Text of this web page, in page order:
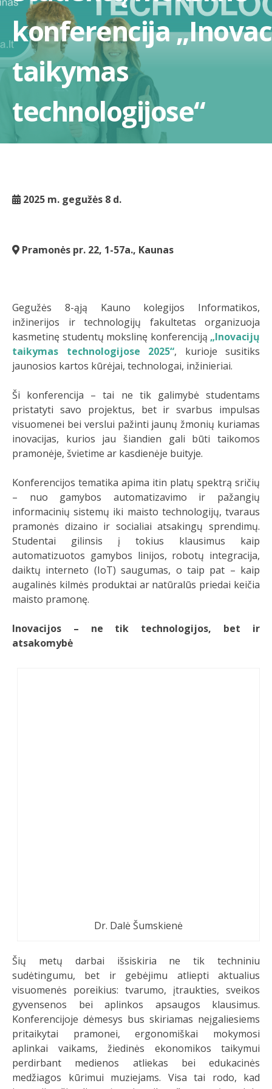
konferencija
taikymas
technologijose“
2025 m. gegužės 8 d.
Pramonės pr. 22, 1-57a., Kaunas
Gegužės 8-ąją Kauno kolegijos Informatikos,
inžinerijos ir technologijų fakultetas organizuoja
kasmetinę studentų mokslinę konferenciją „Inovacijų
taikymas technologijose 2025“, kurioje susitiks
jaunosios kartos kūrėjai, technologai, inžinieriai.
Ši konferencija – tai ne tik galimybė studentams
pristatyti savo projektus, bet ir svarbus impulsas
visuomenei bei verslui pažinti jaunų žmonių kuriamas
inovacijas, kurios jau šiandien gali būti taikomos
pramonėje, švietime ar kasdienėje buityje.
Konferencijos tematika apima itin platų spektrą sričių
– nuo gamybos automatizavimo ir pažangių
informacinių sistemų iki maisto technologijų, tvaraus
pramonės dizaino ir socialiai atsakingų sprendimų.
Studentai gilinsis į tokius klausimus kaip
automatizuotos gamybos linijos, robotų integracija,
daiktų interneto (IoT) saugumas, o taip pat – kaip
augalinės kilmės produktai ar natūralūs priedai keičia
maisto pramonę.
Inovacijos – ne tik technologijos, bet ir
atsakomybė
Dr. Dalė Šumskienė
Šių metų darbai išsiskiria ne tik techniniu
sudėtingumu, bet ir gebėjimu atliepti aktualius
visuomenės poreikius: tvarumo, įtraukties, sveikos
gyvensenos bei aplinkos apsaugos klausimus.
Konferencijoje dėmesys bus skiriamas neįgaliesiems
pritaikytai pramonei, ergonomiškai mokymosi
aplinkai vaikams, žiedinės ekonomikos taikymui
perdirbant medienos atliekas bei edukacinės
medžiagos kūrimui muziejams. Visa tai rodo, kad